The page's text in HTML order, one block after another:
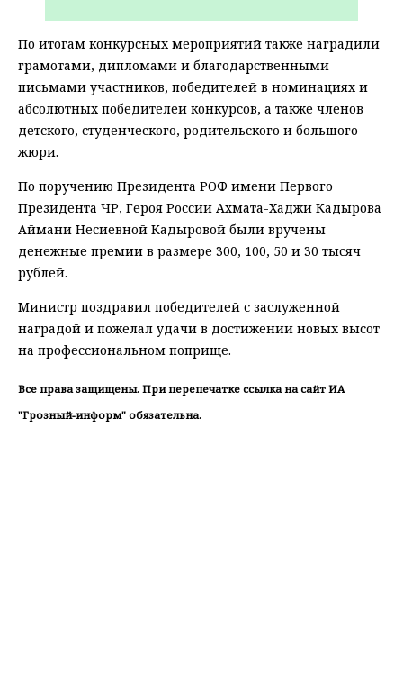
По итогам конкурсных мероприятий также наградили
грамотами, дипломами и благодарственными
письмами участников, победителей в номинациях и
абсолютных победителей конкурсов, а также членов
детского, студенческого, родительского и большого
жюри.
По поручению Президента РОФ имени Первого
Президента ЧР, Героя России Ахмата-Хаджи Кадырова
Аймани Несиевной Кадыровой были вручены
денежные премии в размере 300, 100, 50 и 30 тысяч
рублей.
Министр поздравил победителей с заслуженной
наградой и пожелал удачи в достижении новых высот
на профессиональном поприще.
Все права защищены. При перепечатке ссылка на сайт ИА
"Грозный-информ" обязательна.